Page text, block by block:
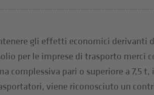
gli effetti economici derivanti
per le imprese di trasporto merci
complessiva pari o superiore a 7,5
viene riconosciuto un